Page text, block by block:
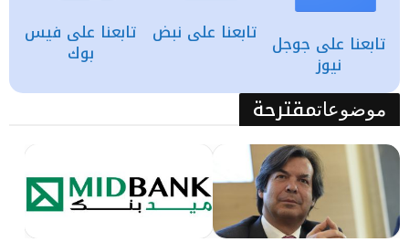
تابعنا على فيس
بوك
تابعنا على نبض تابعنا على جوجل
نيوز
موضوعاتمقترحة